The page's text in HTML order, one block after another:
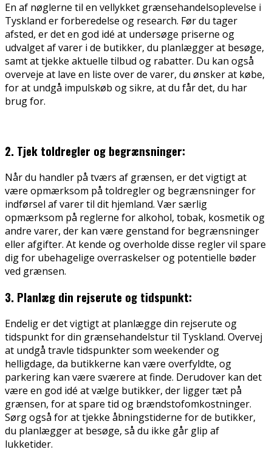
En af nøglerne til en vellykket grænsehandelsoplevelse i
Tyskland er forberedelse og research. Før du tager
afsted, er det en god idé at undersøge priserne og
udvalget af varer i de butikker, du planlægger at besøge,
samt at tjekke aktuelle tilbud og rabatter. Du kan også
overveje at lave en liste over de varer, du ønsker at købe,
for at undgå impulskøb og sikre, at du får det, du har
brug for.
2. Tjek toldregler og begrænsninger:
Når du handler på tværs af grænsen, er det vigtigt at
være opmærksom på toldregler og begrænsninger for
indførsel af varer til dit hjemland. Vær særlig
opmærksom på reglerne for alkohol, tobak, kosmetik og
andre varer, der kan være genstand for begrænsninger
eller afgifter. At kende og overholde disse regler vil spare
dig for ubehagelige overraskelser og potentielle bøder
ved grænsen.
3. Planlæg din rejserute og tidspunkt:
Endelig er det vigtigt at planlægge din rejserute og
tidspunkt for din grænsehandelstur til Tyskland. Overvej
at undgå travle tidspunkter som weekender og
helligdage, da butikkerne kan være overfyldte, og
parkering kan være sværere at finde. Derudover kan det
være en god idé at vælge butikker, der ligger tæt på
grænsen, for at spare tid og brændstofomkostninger.
Sørg også for at tjekke åbningstiderne for de butikker,
du planlægger at besøge, så du ikke går glip af
lukketider.